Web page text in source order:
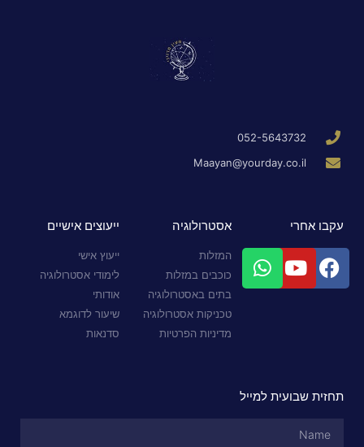
052-5643732
Maayan@yourday.co.il
עקבו אחרי אסטרולוגיה
המזלות
כוכבים במזלות
בתים באסטרולוגיה
טכניקות אסטרולוגיה
מדיניות הפרטיות
ייעוצים אישיים
ייעוץ אישי
לימודי אסטרולוגיה
אודותי
שיעור לדוגמא
סדנאות
תחזית שבועית למייל